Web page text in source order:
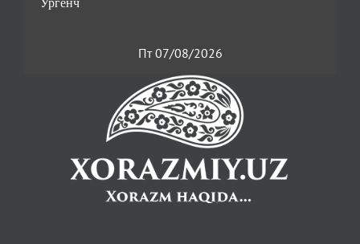
Пт 07/08/2026